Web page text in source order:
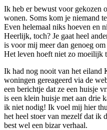
Ik heb er bewust voor gekozen
wonen. Soms kom je niemand
Even helemaal niks hoeven en
Heerlijk, toch? Je gaat heel
is voor mij meer dan genoeg
Het leven hoeft niet zo moeilijk
Ik had nog nooit van het eiland
woningen gereageerd via de
een berichtje dat ze een huisje
is een klein huisje met aan drie
ik niet nodig! Ik voel mij hier
het heel stoer van mezelf dat ik
best wel een bizar verhaal.